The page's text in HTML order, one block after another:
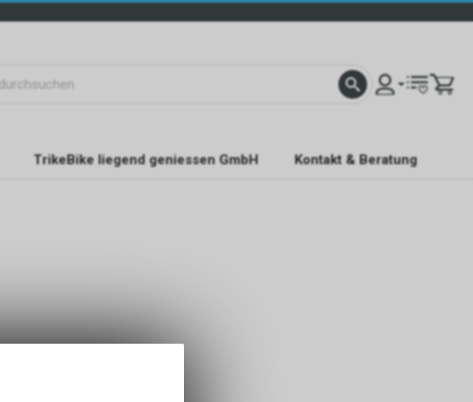
TrikeBike liegend geniessen GmbH Kontakt & Beratung